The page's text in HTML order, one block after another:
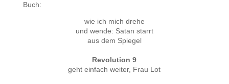
Buch:
wie ich mich drehe
und wende: Satan starrt
aus dem Spiegel
Revolution 9
geht einfach weiter, Frau Lot